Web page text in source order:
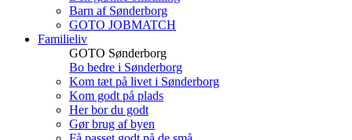
Barn af Sønderborg
GOTO JOBMATCH
Familieliv
GOTO Sønderborg
Bo bedre i Sønderborg
Kom tæt på livet i Sønderborg
Kom godt på plads
Her bor du godt
Gør brug af byen